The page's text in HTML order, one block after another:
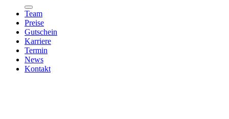
Team
Preise
Gutschein
Karriere
Termin
News
Kontakt